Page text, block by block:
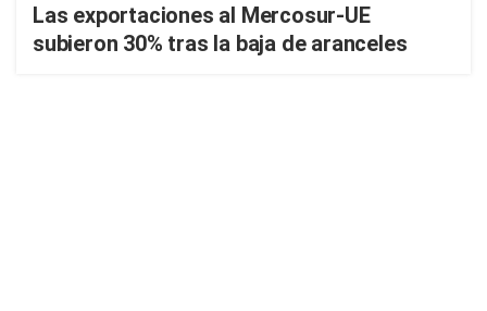
Las exportaciones al Mercosur-UE
subieron 30% tras la baja de aranceles